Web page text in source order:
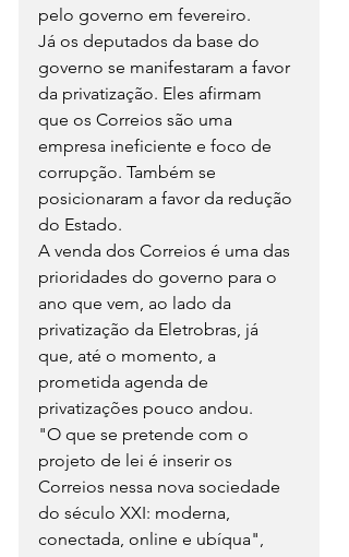
pelo governo em fevereiro.
Já os deputados da base do
governo se manifestaram a favor
da privatização. Eles afirmam
que os Correios são uma
empresa ineficiente e foco de
corrupção. Também se
posicionaram a favor da redução
do Estado.
A venda dos Correios é uma das
prioridades do governo para o
ano que vem, ao lado da
privatização da Eletrobras, já
que, até o momento, a
prometida agenda de
privatizações pouco andou.
"O que se pretende com o
projeto de lei é inserir os
Correios nessa nova sociedade
do século XXI: moderna,
conectada, online e ubíqua",